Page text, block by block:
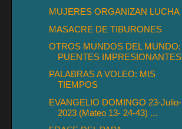
MUJERES ORGANIZAN LUCHA
MASACRE DE TIBURONES
OTROS MUNDOS DEL MUNDO:
PUENTES IMPRESIONANTES
PALABRAS A VOLEO: MIS
TIEMPOS
EVANGELIO DOMINGO 23-Julio-
2023 (Mateo 13- 24-43) ...